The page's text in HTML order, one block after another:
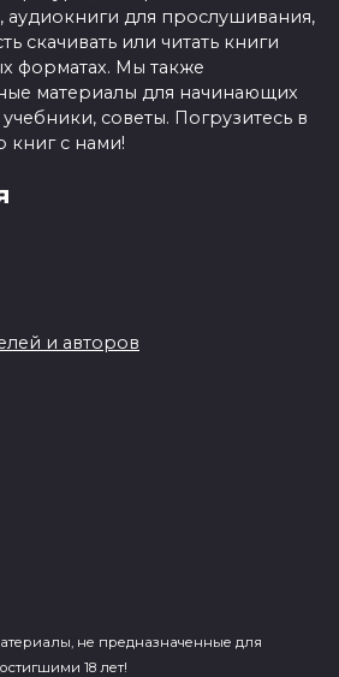
аудиокниги для прослушивания,
скачивать или читать книги
форматах. Мы также
материалы для начинающих
учебники, советы. Погрузитесь в
книг с нами!
и авторов
не предназначенные для
18 лет!